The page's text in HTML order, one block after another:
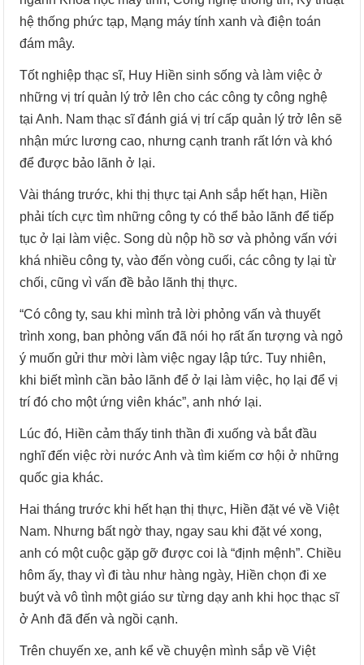
hệ thống phức tạp, Mạng máy tính xanh và điện toán
đám mây.
Tốt nghiệp thạc sĩ, Huy Hiền sinh sống và làm việc ở
những vị trí quản lý trở lên cho các công ty công nghệ
tại Anh. Nam thạc sĩ đánh giá vị trí cấp quản lý trở lên sẽ
nhận mức lương cao, nhưng cạnh tranh rất lớn và khó
để được bảo lãnh ở lại.
Vài tháng trước, khi thị thực tại Anh sắp hết hạn, Hiền
phải tích cực tìm những công ty có thể bảo lãnh để tiếp
tục ở lại làm việc. Song dù nộp hồ sơ và phỏng vấn với
khá nhiều công ty, vào đến vòng cuối, các công ty lại từ
chối, cũng vì vấn đề bảo lãnh thị thực.
“Có công ty, sau khi mình trả lời phỏng vấn và thuyết
trình xong, ban phỏng vấn đã nói họ rất ấn tượng và ngỏ
ý muốn gửi thư mời làm việc ngay lập tức. Tuy nhiên,
khi biết mình cần bảo lãnh để ở lại làm việc, họ lại để vị
trí đó cho một ứng viên khác”, anh nhớ lại.
Lúc đó, Hiền cảm thấy tinh thần đi xuống và bắt đầu
nghĩ đến việc rời nước Anh và tìm kiếm cơ hội ở những
quốc gia khác.
Hai tháng trước khi hết hạn thị thực, Hiền đặt vé về Việt
Nam. Nhưng bất ngờ thay, ngay sau khi đặt vé xong,
anh có một cuộc gặp gỡ được coi là “định mệnh”. Chiều
hôm ấy, thay vì đi tàu như hàng ngày, Hiền chọn đi xe
buýt và vô tình một giáo sư từng dạy anh khi học thạc sĩ
ở Anh đã đến và ngồi cạnh.
Trên chuyến xe, anh kể về chuyện mình sắp về Việt